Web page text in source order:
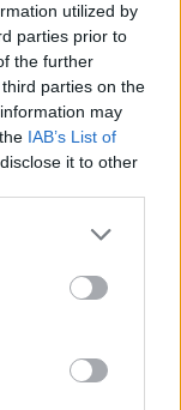
utilized by
parties prior to
the further
parties on the
may
IAB’s List of
it to other
or more Google
may click to
party tags to
in below Google